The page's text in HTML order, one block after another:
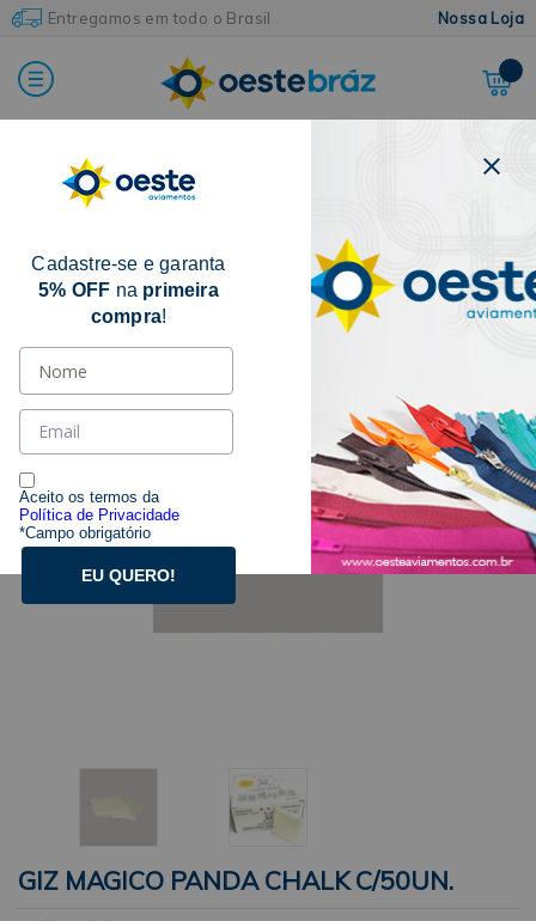
Entregamos em todo o Brasil Nossa Loja
Home
Armarinhos e Acessórios
Caneta, Giz e Lápis Para Marcação de Tecido
GIZ MAGICO PANDA CHALK C/50UN.
Cadastre-se e garanta
5% OFF na primeira
compra!
Aceito os termos da
Política de Privacidade
*Campo obrigatório
EU QUERO!